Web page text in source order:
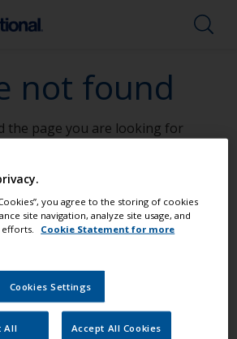
not found
the page you are looking for
Go To Home
din som en proff
de beste produktene for å holde
din i topp stand
you agree to the storing of cookies
site navigation, analyze site usage, and
Cookie Statement for more
Cookies Settings
All Accept All Cookies